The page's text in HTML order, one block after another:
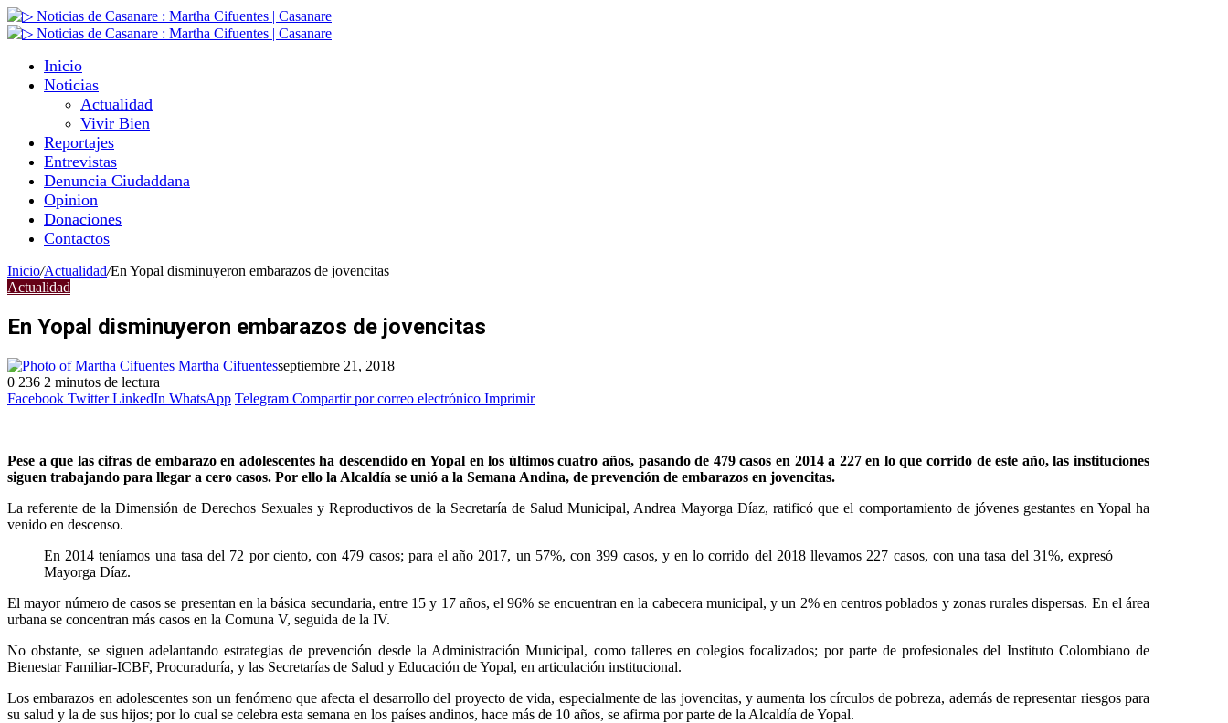
Inicio
Noticias
Actualidad
Vivir Bien
Reportajes
Entrevistas
Denuncia Ciudaddana
Opinion
Donaciones
Contactos
Inicio/Actualidad/En Yopal disminuyeron embarazos de jovencitas
Actualidad
En Yopal disminuyeron embarazos de jovencitas
Martha Cifuentesseptiembre 21, 2018
0 236 2 minutos de lectura
Facebook Twitter LinkedIn WhatsApp Telegram Compartir por correo electrónico Imprimir
Pese a que las cifras de embarazo en adolescentes ha descendido en Yopal en los últimos cuatro años, pasando de 479 casos en 2014 a 227 en lo que corrido de este año, las instituciones
siguen trabajando para llegar a cero casos. Por ello la Alcaldía se unió a la Semana Andina, de prevención de embarazos en jovencitas.
La referente de la Dimensión de Derechos Sexuales y Reproductivos de la Secretaría de Salud Municipal, Andrea Mayorga Díaz, ratificó que el comportamiento de jóvenes gestantes en Yopal ha
venido en descenso.
En 2014 teníamos una tasa del 72 por ciento, con 479 casos; para el año 2017, un 57%, con 399 casos, y en lo corrido del 2018 llevamos 227 casos, con una tasa del 31%, expresó
Mayorga Díaz.
El mayor número de casos se presentan en la básica secundaria, entre 15 y 17 años, el 96% se encuentran en la cabecera municipal, y un 2% en centros poblados y zonas rurales dispersas. En el área
urbana se concentran más casos en la Comuna V, seguida de la IV.
No obstante, se siguen adelantando estrategias de prevención desde la Administración Municipal, como talleres en colegios focalizados; por parte de profesionales del Instituto Colombiano de
Bienestar Familiar-ICBF, Procuraduría, y las Secretarías de Salud y Educación de Yopal, en articulación institucional.
Los embarazos en adolescentes son un fenómeno que afecta el desarrollo del proyecto de vida, especialmente de las jovencitas, y aumenta los círculos de pobreza, además de representar riesgos para
su salud y la de sus hijos; por lo cual se celebra esta semana en los países andinos, hace más de 10 años, se afirma por parte de la Alcaldía de Yopal.